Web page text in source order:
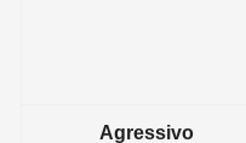
Agressivo